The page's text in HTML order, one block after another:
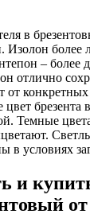
в
Изолон более
– более
отлично
от
брезента
Темные
в условиях
и